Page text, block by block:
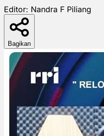
Editor: Nandra F Piliang
Bagikan